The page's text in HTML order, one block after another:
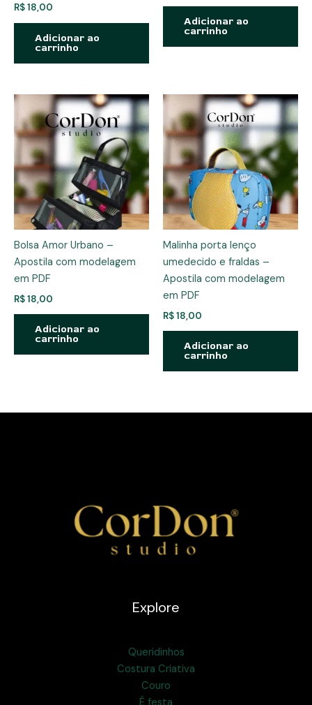
R$18,00
Adicionar ao
carrinho
Adicionar ao
carrinho
Bolsa Amor Urbano –
Apostila com modelagem
em PDF
R$18,00
Adicionar ao
carrinho
Malinha porta lenço
umedecido e fraldas –
Apostila com modelagem
em PDF
R$18,00
Adicionar ao
carrinho
Explore
Queridinhos
Costura Criativa
Couro